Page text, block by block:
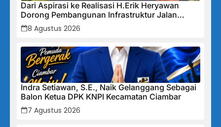
Dari Aspirasi ke Realisasi H.Erik Heryawan
Dorong Pembangunan Infrastruktur Jalan
Cikalong Bunder
8 Agustus 2026
Indra Setiawan, S.E., Naik Gelanggang Sebagai
Balon Ketua DPK KNPI Kecamatan Ciambar
7 Agustus 2026